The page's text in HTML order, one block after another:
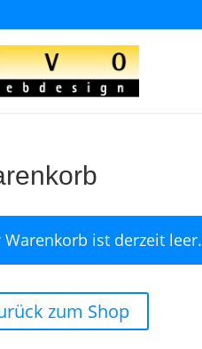
Warenkorb ist derzeit leer.
zum Shop